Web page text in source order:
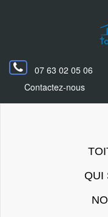
07 63 02 05 06
Contactez-nous
QUI